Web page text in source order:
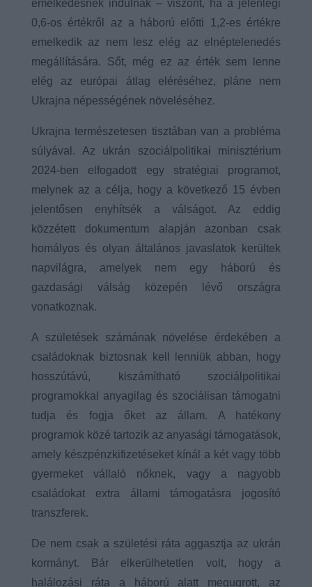
emelkedésnek indulnak – viszont, ha a jelenlegi
0,6-os értékről az a háború előtti 1,2-es értékre
emelkedik az nem lesz elég az elnéptelenedés
megállítására. Sőt, még ez az érték sem lenne
elég az európai átlag eléréséhez, pláne nem
Ukrajna népességének növeléséhez.
Ukrajna természetesen tisztában van a probléma
súlyával. Az ukrán szociálpolitikai minisztérium
2024-ben elfogadott egy stratégiai programot,
melynek az a célja, hogy a következő 15 évben
jelentősen enyhítsék a válságot. Az eddig
közzétett dokumentum alapján azonban csak
homályos és olyan általános javaslatok kerültek
napvilágra, amelyek nem egy háború és
gazdasági válság közepén lévő országra
vonatkoznak.
A születések számának növelése érdekében a
családoknak biztosnak kell lenniük abban, hogy
hosszútávú, kiszámítható szociálpolitikai
programokkal anyagilag és szociálisan támogatni
tudja és fogja őket az állam. A hatékony
programok közé tartozik az anyasági támogatások,
amely készpénzkifizetéseket kínál a két vagy több
gyermeket vállaló nőknek, vagy a nagyobb
családokat extra állami támogatásra jogosító
transzferek.
De nem csak a születési ráta aggasztja az ukrán
kormányt. Bár elkerülhetetlen volt, hogy a
halálozási ráta a háború alatt megugrott, az